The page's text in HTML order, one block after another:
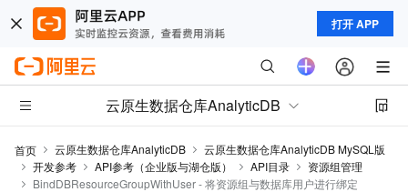
打开 APP
云原生数据仓库AnalyticDB
首页 云原生数据仓库AnalyticDB
云原生数据仓库AnalyticDB MySQL版
开发参考
API参考（企业版与湖仓版） API目录
资源组管理
BindDBResourceGroupWithUser - 将资源组与数据库用户进行绑定